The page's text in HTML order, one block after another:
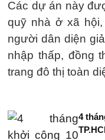
Các dự án này
quỹ nhà ở xã
người dân diện
nhập thấp, đồng
trang đô thị toàn
4